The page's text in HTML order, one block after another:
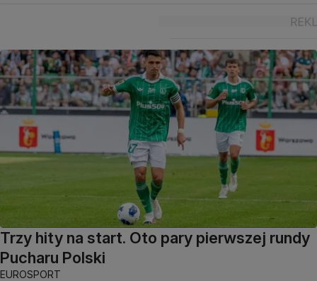
Trzy hity na start. Oto pary pierwszej rundy
Pucharu Polski
EUROSPORT